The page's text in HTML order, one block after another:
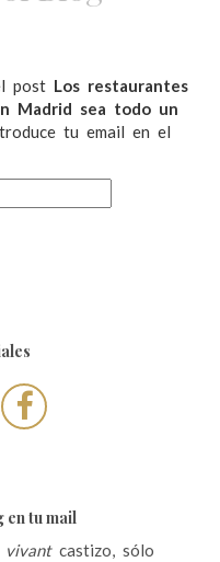
post Los restaurantes
Madrid sea todo un
tu email en el
tu mail
vivantcastizo, sólo